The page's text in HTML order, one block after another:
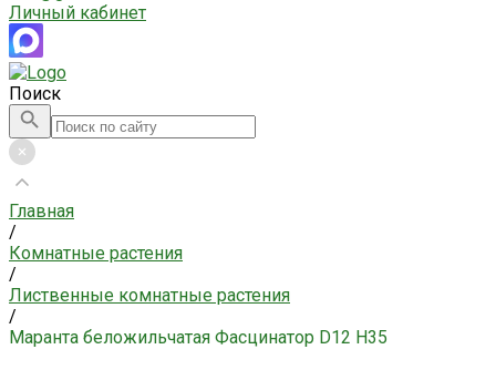
Личный кабинет
Поиск
Главная
/
Комнатные растения
/
Лиственные комнатные растения
/
Маранта беложильчатая Фасцинатор D12 H35